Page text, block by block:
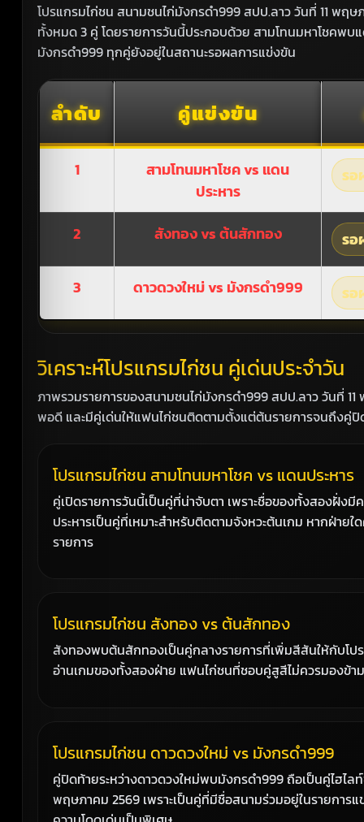
โปรแกรมไก่ชน สนามชนไก่มังกรดำ999 สปป.ลาว วันที่ 11 พฤ
ทั้งหมด 3 คู่ โดยรายการวันนี้ประกอบด้วย สามโทนมหาโชคพ
มังกรดำ999 ทุกคู่ยังอยู่ในสถานะรอผลการแข่งขัน
ลำดับ คู่แข่งขัน
1
สามโทนมหาโชค vs แดน
ประหาร
รอ
2 สังทอง vs ต้นสักทอง รอ
3 ดาวดวงใหม่ vs มังกรดำ999 รอ
วิเคราะห์โปรแกรมไก่ชน คู่เด่นประจำวัน
ภาพรวมรายการของสนามชนไก่มังกรดำ999 สปป.ลาว วันที่
พอดี และมีคู่เด่นให้แฟนไก่ชนติดตามตั้งแต่ต้นรายการจนถึงคู่
โปรแกรมไก่ชน สามโทนมหาโชค vs แดนประหาร
คู่เปิดรายการวันนี้เป็นคู่ที่น่าจับตา เพราะชื่อของทั้งสองฝั่ง
ประหารเป็นคู่ที่เหมาะสำหรับติดตามจังหวะต้นเกม หากฝ่าย
รายการ
โปรแกรมไก่ชน สังทอง vs ต้นสักทอง
สังทองพบต้นสักทองเป็นคู่กลางรายการที่เพิ่มสีสันให้กับโป
อ่านเกมของทั้งสองฝ่าย แฟนไก่ชนที่ชอบคู่สูสีไม่ควรมองข้า
โปรแกรมไก่ชน ดาวดวงใหม่ vs มังกรดำ999
คู่ปิดท้ายระหว่างดาวดวงใหม่พบมังกรดำ999 ถือเป็นคู่ไฮไ
พฤษภาคม 2569 เพราะเป็นคู่ที่มีชื่อสนามร่วมอยู่ในรายการ